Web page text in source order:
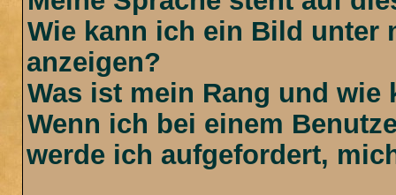
Wie kann ich ein Bild unter
anzeigen?
Was ist mein Rang und
Wenn ich bei einem
werde ich aufgefordert,